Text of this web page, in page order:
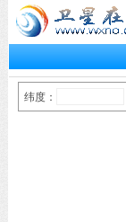
纬度：